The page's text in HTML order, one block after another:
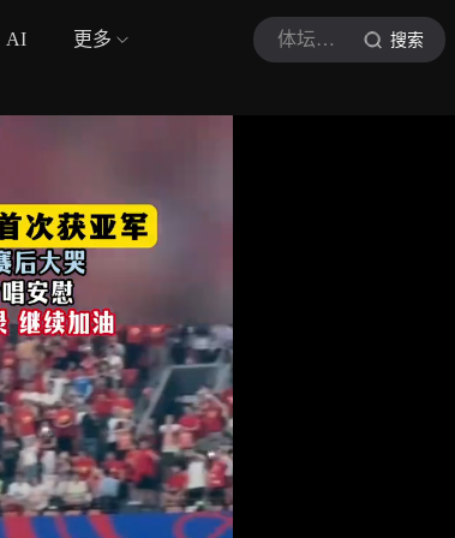
AI 更多 体坛精解 搜索